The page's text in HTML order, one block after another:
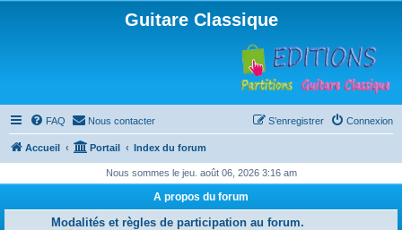
Guitare Classique
FAQ Nous contacter Connexion
S’enregistrer
Accueil Portail Index du forum
Nous sommes le jeu. août 06, 2026 3:16 am
A propos du forum
Modalités et règles de participation au forum.